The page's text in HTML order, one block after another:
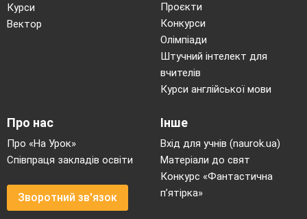
Курси
Вектор
Проєкти
Конкурси
Олімпіади
Штучний інтелект для
вчителів
Курси англійської мови
Про нас
Про «На Урок»
Співпраця закладів освіти
Зворотний зв'язок
Інше
Вхід для учнів (naurok.ua)
Матеріали до свят
Конкурс «Фантастична
п’ятірка»